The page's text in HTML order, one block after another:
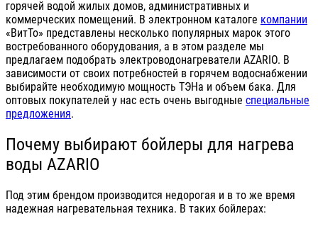
горячей водой жилых домов, административных и
коммерческих помещений. В электронном каталоге компании
«ВитТо» представлены несколько популярных марок этого
востребованного оборудования, а в этом разделе мы
предлагаем подобрать электроводонагреватели AZARIO. В
зависимости от своих потребностей в горячем водоснабжении
выбирайте необходимую мощность ТЭНа и объем бака. Для
оптовых покупателей у нас есть очень выгодные специальные
предложения.
Почему выбирают бойлеры для нагрева
воды AZARIO
Под этим брендом производится недорогая и в то же время
надежная нагревательная техника. В таких бойлерах: